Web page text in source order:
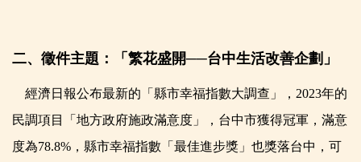
二、徵件主題：「繁花盛開──台中生活改善企劃」
經濟日報公布最新的「縣市幸福指數大調查」，2023年的
民調項目「地方政府施政滿意度」，台中市獲得冠軍，滿意
度為78.8%，縣市幸福指數「最佳進步獎」也獎落台中，可